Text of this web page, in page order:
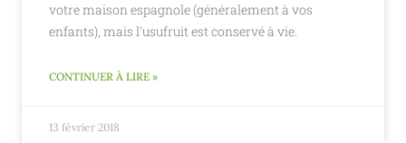
votre maison espagnole (généralement à vos
enfants), mais l'usufruit est conservé à vie.
CONTINUER À LIRE »
13 février 2018